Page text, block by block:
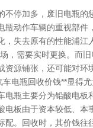
不停加多，废旧电瓶的
瓶动作车辆的重视部件
，失去原有的性能浦江
，需要实时更换。而旧
资源铺张，还可能对环
车电瓶回收价钱**显得
电瓶主要分为铅酸电板
电板由于资本较低、本
配。回收时，其价钱往